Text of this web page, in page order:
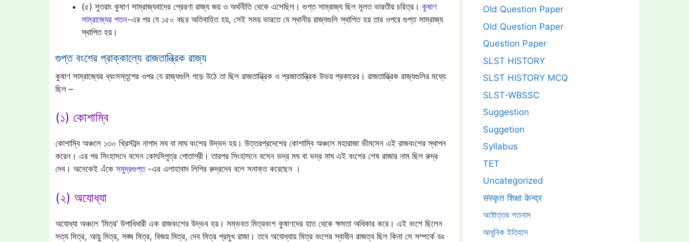
(৫) সুতরাং কুষাণ সাম্রাজ্যবাদের প্রেরণা রাজ্য জয় ও অর্থনীতি থেকে এসেছিল। গুপ্ত সাম্রাজ্য ছিল মূলত ভারতীয় চরিত্র। কুষাণ
সাম্রাজ্যের পতন-এর পর যে ১৫০ বছর অতিবাহিত হয়, সেই সময় ভারতে যে স্থানীয় রাজ্যগুলি স্থাপিত হয় তার ওপরে গুপ্ত সাম্রাজ্য
স্থাপিত হয়।
গুপ্ত বংশের প্রাক্কাল্যে রাজতান্ত্রিক রাজ্য
কুষাণ সাম্রাজ্যের ধ্বংসস্তূপের ওপর যে রাজ্যগুলি গড়ে উঠে তা ছিল রাজতান্ত্রিক ও প্রজাতান্ত্রিক উভয় প্রকারের। রাজতান্ত্রিক রাজ্যগুলির মধ্যে
ছিল –
(১) কোশাম্বি
কোশাম্বি অঞ্চলে ১৩০ খ্রিস্টাব্দ নাগাদ মঘ বা মাঘ বংশের উদ্ভদ হয়। উত্তরপ্রদেশের কোশাম্বি অঞ্চলে মহারাজা ভীমসেন এই রাজবংশের স্থাপন
করেন। এর পর সিংহাসনে বসেন কোৎসিপুত্র পোতাশ্রী। তারপর সিংহাসনে বসেন ভদ্র মঘ বা ভদ্র মাঘ এই বংশের শেষ রাজার নাম ছিল রুদ্র
দেব। অনেকেই এঁকে সমুদ্রগুপ্ত-এর এলাহাবাদ লিপির রুদ্রদেব বলে সনাক্ত করেছেন ।
(২) অযোধ্যা
অযোধ্যা অঞ্চলে ‘মিত্র’ উপাধিধারী এক রাজবংশের উদ্ভব হয়। সম্ভবত মিত্রবংশ কুষাণদের হাত থেকে ক্ষমতা অধিকার করে। এই বংশে ছিলেন
সত্য মিত্র, আয়ু মিত্র, সঙ্ঘ মিত্র, বিজয় মিত্র, দেব মিত্র প্রমুখ রাজা। তবে অযোধ্যায় মিত্র বংশের স্বাধীন রাজত্ব ছিল কিনা সে সম্পর্কে ডঃ
Old Question Paper
Old Question Paper
Question Paper
SLST HISTORY
SLST HISTORY MCQ
SLST-WBSSC
Suggestion
Suggetion
Syllabus
TET
Uncategorized
संस्कृत शिक्षा केन्द्र
অষ্টোত্তর শতনাম
আধুনিক ইতিহাস